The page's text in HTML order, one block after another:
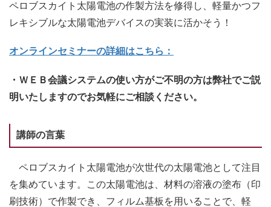
ペロブスカイト太陽電池の作製方法を修得し、軽量かつフ
レキシブルな太陽電池デバイスの実装に活かそう！
オンラインセミナーの詳細はこちら：
・ＷＥＢ会議システムの使い方がご不明の方は弊社でご説
明いたしますのでお気軽にご相談ください。
講師の言葉
ペロブスカイト太陽電池が次世代の太陽電池として注目
を集めています。この太陽電池は、材料の溶液の塗布（印
刷技術）で作製でき、フィルム基板を用いることで、軽